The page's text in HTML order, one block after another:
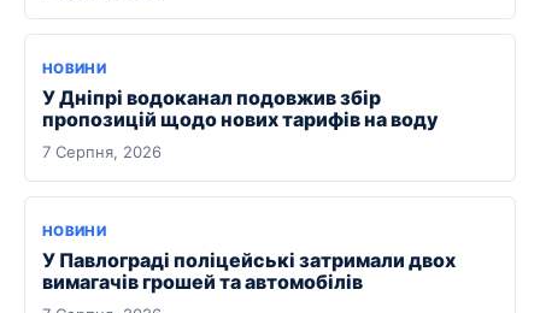
НОВИНИ
У Дніпрі водоканал подовжив збір
пропозицій щодо нових тарифів на воду
7 Серпня, 2026
НОВИНИ
У Павлограді поліцейські затримали двох
вимагачів грошей та автомобілів